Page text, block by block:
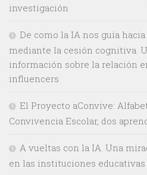
investigación
De como la IA nos guía
mediante la cesión cognitiva.
información sobre la relación
influencers
El Proyecto aConvive:
Convivencia Escolar, dos
A vueltas con la IA. Una
en las instituciones educativas